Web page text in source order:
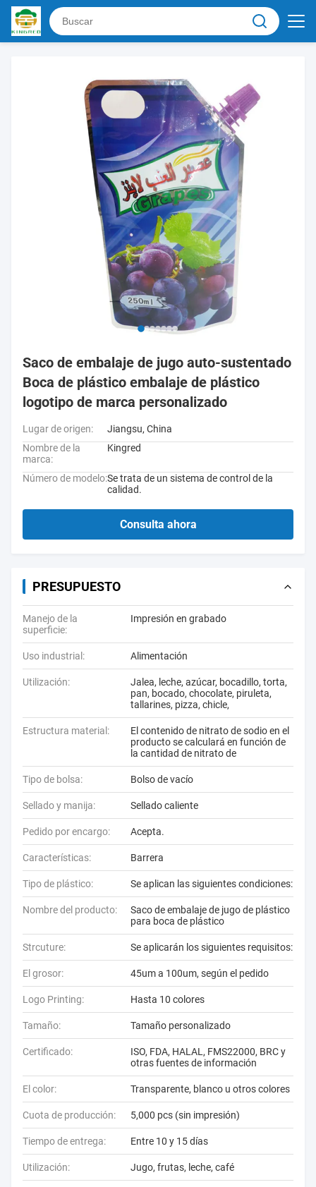
Saco de embalaje de jugo auto-sustentado
Boca de plástico embalaje de plástico
logotipo de marca personalizado
Lugar de origen:
Jiangsu, China
Nombre de la
marca:
Kingred
Número de modelo:Se trata de un sistema de control de la
calidad.
Consulta ahora
PRESUPUESTO
Manejo de la
superficie:
Impresión en grabado
Uso industrial: Alimentación
Utilización:
Jalea, leche, azúcar, bocadillo, torta,
pan, bocado, chocolate, piruleta,
tallarines, pizza, chicle,
Estructura material:
El contenido de nitrato de sodio en el
producto se calculará en función de
la cantidad de nitrato de
Tipo de bolsa: Bolso de vacío
Sellado y manija: Sellado caliente
Pedido por encargo: Acepta.
Características: Barrera
Tipo de plástico: Se aplican las siguientes condiciones:
Nombre del producto:
Saco de embalaje de jugo de plástico
para boca de plástico
Strcuture: Se aplicarán los siguientes requisitos:
El grosor: 45um a 100um, según el pedido
Logo Printing: Hasta 10 colores
Tamaño: Tamaño personalizado
Certificado:
ISO, FDA, HALAL, FMS22000, BRC y
otras fuentes de información
El color: Transparente, blanco u otros colores
Cuota de producción: 5,000 pcs (sin impresión)
Tiempo de entrega: Entre 10 y 15 días
Utilización: Jugo, frutas, leche, café